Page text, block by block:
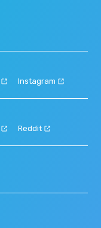
Instagram
Reddit